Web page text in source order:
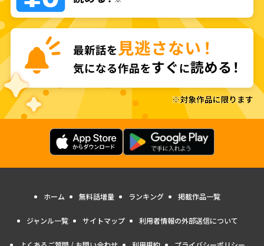
ホーム 無料話増量 ランキング 掲載作品一覧
ジャンル一覧 サイトマップ 利用者情報の外部送信について